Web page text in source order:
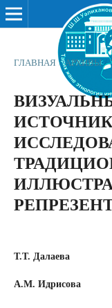
ГЛАВНАЯ / АРХИВЫ /
Т.Т. Далаева
А.М. Идрисова